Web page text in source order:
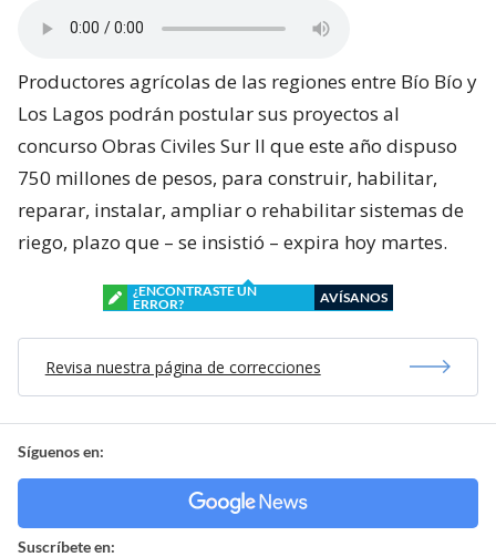
Productores agrícolas de las regiones entre Bío Bío y
Los Lagos podrán postular sus proyectos al
concurso Obras Civiles Sur II que este año dispuso
750 millones de pesos, para construir, habilitar,
reparar, instalar, ampliar o rehabilitar sistemas de
riego, plazo que – se insistió – expira hoy martes.
¿ENCONTRASTE UN
ERROR?
AVÍSANOS
Revisa nuestra página de correcciones
Síguenos en:
Suscríbete en: